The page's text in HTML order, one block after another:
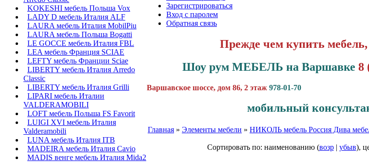
KOKESHI мебель Польша Vox
LADY D мебель Италия ALF
LAURA мебель Италия MobilPiu
LAURA мебель Польша Bogatti
LE GOCCE мебель Италия FBL
LEA мебель Франция SCIAE
LEFTY мебель Франции Sciae
LIBERTY мебель Италия Arredo
Classic
LIBERTY мебель Италия Grilli
LIPARI мебель Италии
VALDERAMOBILI
LOFT мебель Польша FS Favorit
LUIGI XVI мебель Италия
Valderamobili
LUNA мебель Италия ITB
MADEIRA мебель Италия Cavio
MADIS венге мебель Италия Mida2
Зарегистрироваться
Вход с паролем
Обратная связь
Прежде чем купить
Шоу рум МЕБЕЛЬ на Варшавке 8
Варшавское шоссе, дом 86, 2 этаж 978-01-70
мобильный
Главная » Элементы мебели » НИКОЛЬ мебель Россия Дива
Сортировать по: наименованию (возр| убыв),